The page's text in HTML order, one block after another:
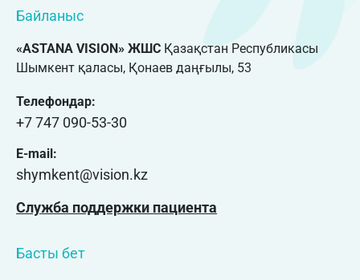
Байланыс
«ASTANA VISION» ЖШС Қазақстан Республикасы
Шымкент қаласы, Қонаев даңғылы, 53
Телефондар:
+7 747 090-53-30
E-mail:
shymkent@vision.kz
Служба поддержки пациента
Басты бет